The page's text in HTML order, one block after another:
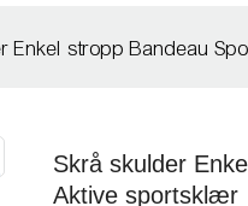
Enkel stropp Bandeau
Skrå skulder
Aktive sportsklær